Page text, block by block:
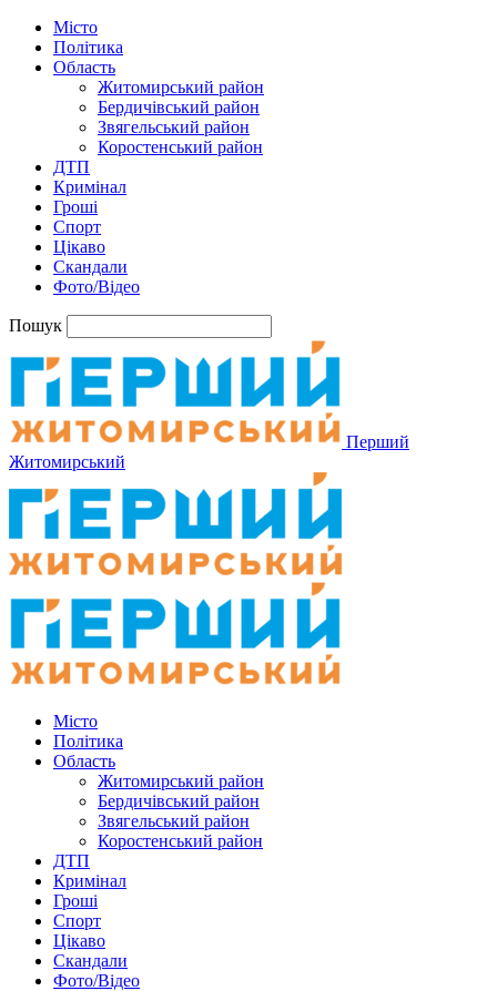
Місто
Політика
Область
Житомирський район
Бердичівський район
Звягельський район
Коростенський район
ДТП
Кримінал
Гроші
Спорт
Цікаво
Скандали
Фото/Відео
Пошук
Перший
Житомирський
Місто
Політика
Область
Житомирський район
Бердичівський район
Звягельський район
Коростенський район
ДТП
Кримінал
Гроші
Спорт
Цікаво
Скандали
Фото/Відео